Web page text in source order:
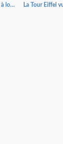
Le 14 juillet, la République en fête : exposition à louer / imprimer